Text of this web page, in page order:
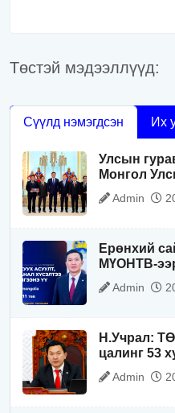
Төстэй мэдээллүүд:
Сүүлд нэмэгдсэн Их
Улсын
Монгол
дэх
Admin
Ерөнхий
МҮОНТВ-
ярилцана
Admin
Н.Учрал:
цалинг 53
хатуу,
Admin